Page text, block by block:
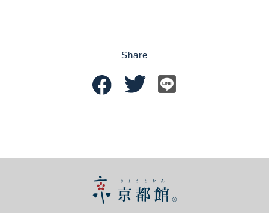
Share